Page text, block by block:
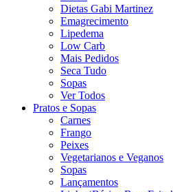
Dietas Gabi Martinez
Emagrecimento
Lipedema
Low Carb
Mais Pedidos
Seca Tudo
Sopas
Ver Todos
Pratos e Sopas
Carnes
Frango
Peixes
Vegetarianos e Veganos
Sopas
Lançamentos